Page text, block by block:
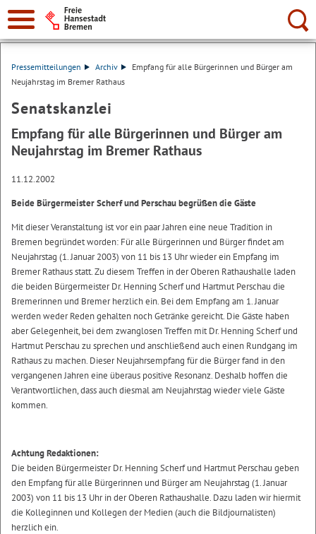
Suche:
Pressemitteilungen Archiv
Empfang für alle Bürgerinnen und Bürger am
Neujahrstag im Bremer Rathaus
Senatskanzlei
Empfang für alle Bürgerinnen und Bürger am
Neujahrstag im Bremer Rathaus
11.12.2002
Beide Bürgermeister Scherf und Perschau begrüßen die Gäste
Mit dieser Veranstaltung ist vor ein paar Jahren eine neue Tradition in
Bremen begründet worden: Für alle Bürgerinnen und Bürger findet am
Neujahrstag (1. Januar 2003) von 11 bis 13 Uhr wieder ein Empfang im
Bremer Rathaus statt. Zu diesem Treffen in der Oberen Rathaushalle laden
die beiden Bürgermeister Dr. Henning Scherf und Hartmut Perschau die
Bremerinnen und Bremer herzlich ein. Bei dem Empfang am 1. Januar
werden weder Reden gehalten noch Getränke gereicht. Die Gäste haben
aber Gelegenheit, bei dem zwanglosen Treffen mit Dr. Henning Scherf und
Hartmut Perschau zu sprechen und anschließend auch einen Rundgang im
Rathaus zu machen. Dieser Neujahrsempfang für die Bürger fand in den
vergangenen Jahren eine überaus positive Resonanz. Deshalb hoffen die
Verantwortlichen, dass auch diesmal am Neujahrstag wieder viele Gäste
kommen.
Achtung Redaktionen:
Die beiden Bürgermeister Dr. Henning Scherf und Hartmut Perschau geben
den Empfang für alle Bürgerinnen und Bürger am Neujahrstag (1. Januar
2003) von 11 bis 13 Uhr in der Oberen Rathaushalle. Dazu laden wir hiermit
die Kolleginnen und Kollegen der Medien (auch die Bildjournalisten)
herzlich ein.